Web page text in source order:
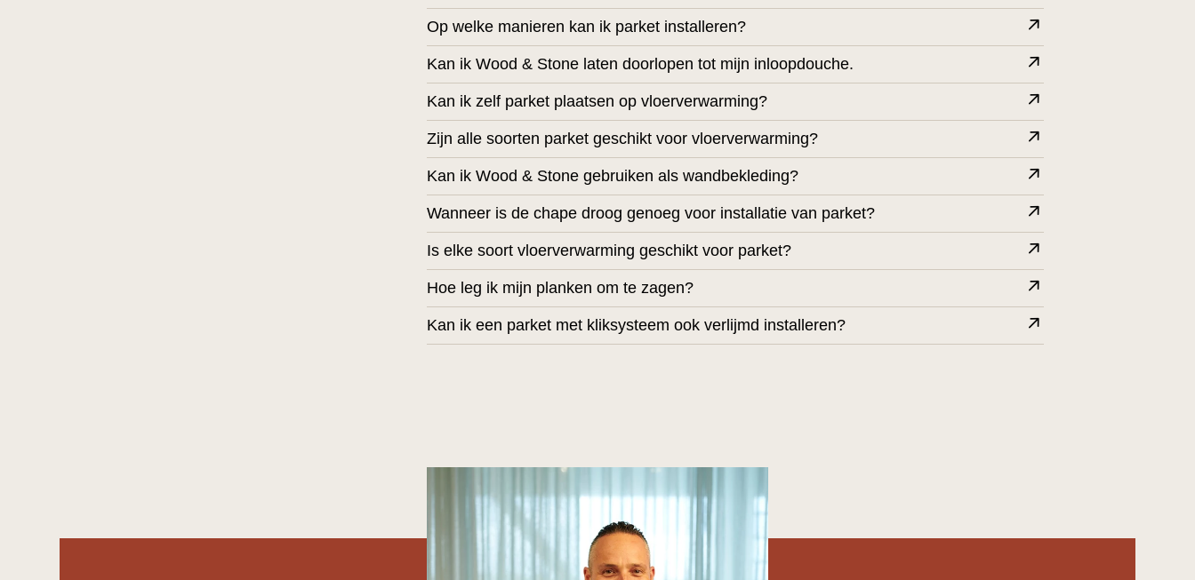
Op welke manieren kan ik parket installeren?
Kan ik Wood & Stone laten doorlopen tot mijn inloopdouche.
Kan ik zelf parket plaatsen op vloerverwarming?
Zijn alle soorten parket geschikt voor vloerverwarming?
Kan ik Wood & Stone gebruiken als wandbekleding?
Wanneer is de chape droog genoeg voor installatie van parket?
Is elke soort vloerverwarming geschikt voor parket?
Hoe leg ik mijn planken om te zagen?
Kan ik een parket met kliksysteem ook verlijmd installeren?